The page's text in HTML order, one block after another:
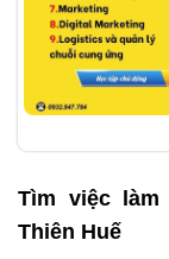
Tìm việc làm
Thiên Huế